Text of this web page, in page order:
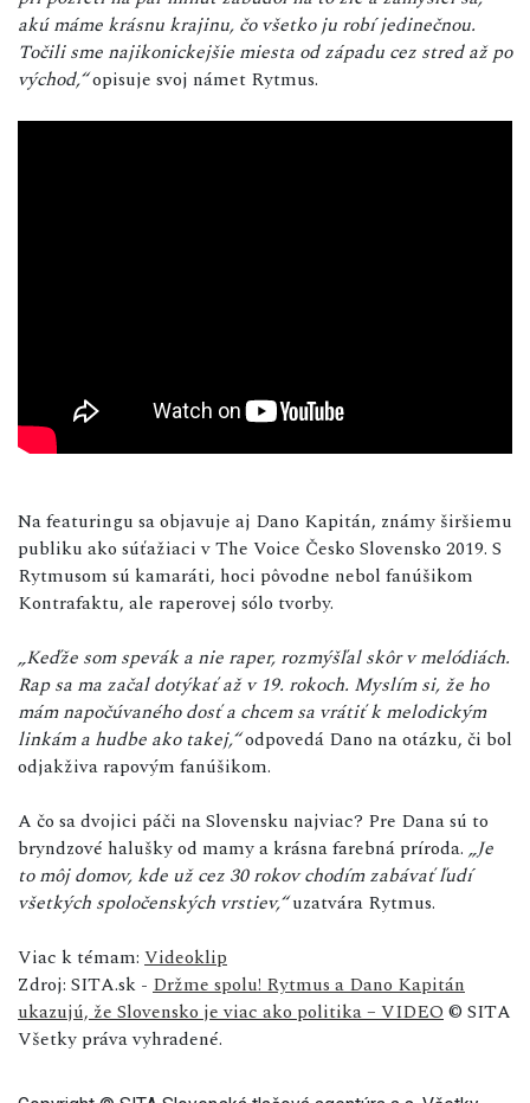
akú máme krásnu krajinu, čo všetko ju robí jedinečnou.
Točili sme najikonickejšie miesta od západu cez stred až po
východ,“opisuje svoj námet Rytmus.
Na featuringu sa objavuje aj Dano Kapitán, známy širšiemu
publiku ako súťažiaci v The Voice Česko Slovensko 2019. S
Rytmusom sú kamaráti, hoci pôvodne nebol fanúšikom
Kontrafaktu, ale raperovej sólo tvorby.
„Keďže som spevák a nie raper, rozmýšľal skôr v melódiách.
Rap sa ma začal dotýkať až v 19. rokoch. Myslím si, že ho
mám napočúvaného dosť a chcem sa vrátiť k melodickým
linkám a hudbe ako takej,“odpovedá Dano na otázku, či bol
odjakživa rapovým fanúšikom.
A čo sa dvojici páči na Slovensku najviac? Pre Dana sú to
bryndzové halušky od mamy a krásna farebná príroda. „Je
to môj domov, kde už cez 30 rokov chodím zabávať ľudí
všetkých spoločenských vrstiev,“uzatvára Rytmus.
Viac k témam: Videoklip
Zdroj: SITA.sk - Držme spolu! Rytmus a Dano Kapitán
ukazujú, že Slovensko je viac ako politika – VIDEO © SITA
Všetky práva vyhradené.